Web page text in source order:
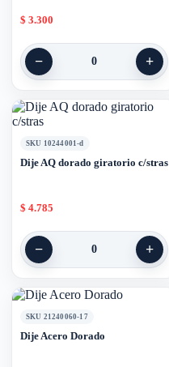
$ 3.300
− 0 +
SKU 10244001-d
Dije AQ dorado giratorio c/stras
$ 4.785
− 0 +
SKU 21240060-17
Dije Acero Dorado